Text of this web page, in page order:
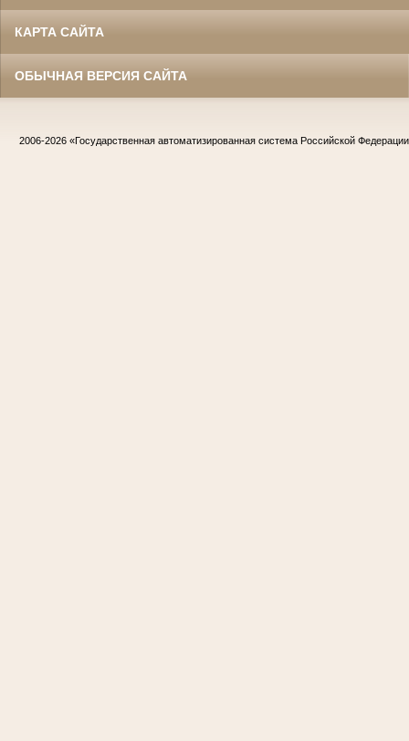
КАРТА САЙТА
ОБЫЧНАЯ ВЕРСИЯ САЙТА
2006-2026 «Государственная автоматизированная система Российской